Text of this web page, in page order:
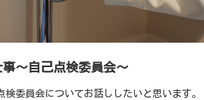
事～自己点検委員会～
検委員会についてお話ししたいと思います。